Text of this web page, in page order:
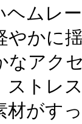
ヘムレ
やかに
なアク
ストレ
材がす